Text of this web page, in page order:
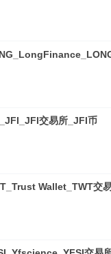
交易所_JFI币
Wallet_TWT交